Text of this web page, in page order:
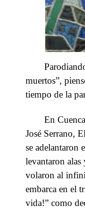
muertos”,
tiempo de la
En
José Serrano,
se adelantaron
levantaron
volaron al
embarca en el
vida!” como